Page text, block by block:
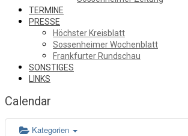
TERMINE
PRESSE
Höchster Kreisblatt
Sossenheimer Wochenblatt
Frankfurter Rundschau
SONSTIGES
LINKS
Calendar
Kategorien